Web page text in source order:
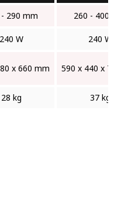
290 mm 260 - 400
240 W 240 W
x 660 mm 590 x 440 x
28 kg 37 kg